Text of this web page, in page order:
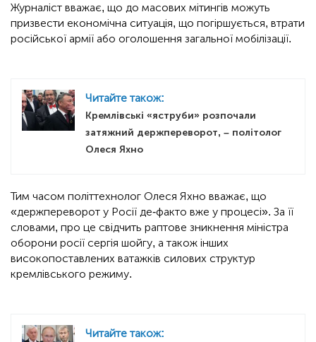
Журналіст вважає, що до масових мітингів можуть
призвести економічна ситуація, що погіршується, втрати
російської армії або оголошення загальної мобілізації.
Читайте також:
Кремлівські «яструби» розпочали
затяжний держпереворот, – політолог
Олеся Яхно
Тим часом політтехнолог Олеся Яхно вважає, що
«держпереворот у Росії де-факто вже у процесі». За її
словами, про це свідчить раптове зникнення міністра
оборони росії сергія шойгу, а також інших
високопоставлених ватажків силових структур
кремлівського режиму.
Читайте також: